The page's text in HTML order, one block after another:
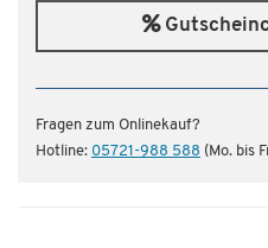
Fragen zum Onlinekauf?
Hotline: 05721-988 588 (Mo. bis